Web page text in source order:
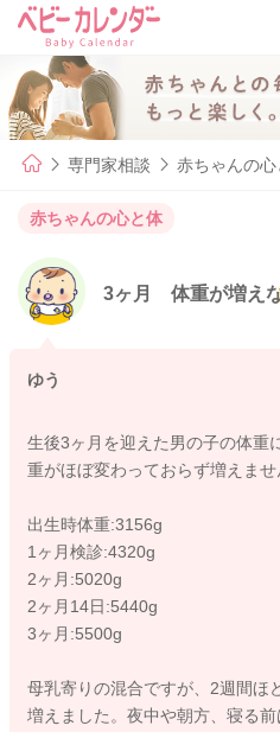
専門家相談 赤ちゃんの心
赤ちゃんの心と体
3ヶ月 体重が増え
ゆう
生後3ヶ月を迎えた男の子の体重
重がほぼ変わっておらず増えませ
出生時体重:3156g
1ヶ月検診:4320g
2ヶ月:5020g
2ヶ月14日:5440g
3ヶ月:5500g
母乳寄りの混合ですが、2週間ほ
増えました。夜中や朝方、寝る